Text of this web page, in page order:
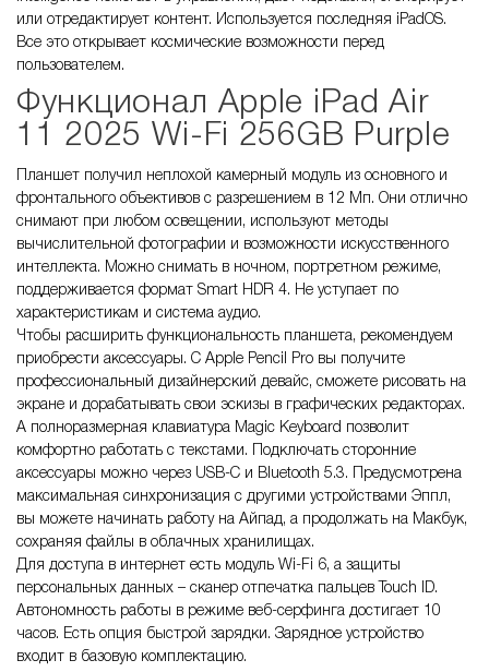
или отредактирует контент. Используется последняя iPadOS.
Все это открывает космические возможности перед
пользователем.
Функционал Apple iPad Air
11 2025 Wi-Fi 256GB Purple
Планшет получил неплохой камерный модуль из основного и
фронтального объективов с разрешением в 12 Мп. Они отлично
снимают при любом освещении, используют методы
вычислительной фотографии и возможности искусственного
интеллекта. Можно снимать в ночном, портретном режиме,
поддерживается формат Smart HDR 4. Не уступает по
характеристикам и система аудио.
Чтобы расширить функциональность планшета, рекомендуем
приобрести аксессуары. С Apple Pencil Pro вы получите
профессиональный дизайнерский девайс, сможете рисовать на
экране и дорабатывать свои эскизы в графических редакторах.
А полноразмерная клавиатура Magic Keyboard позволит
комфортно работать с текстами. Подключать сторонние
аксессуары можно через USB-C и Bluetooth 5.3. Предусмотрена
максимальная синхронизация с другими устройствами Эппл,
вы можете начинать работу на Айпад, а продолжать на Макбук,
сохраняя файлы в облачных хранилищах.
Для доступа в интернет есть модуль Wi-Fi 6, а защиты
персональных данных – сканер отпечатка пальцев Touch ID.
Автономность работы в режиме веб-серфинга достигает 10
часов. Есть опция быстрой зарядки. Зарядное устройство
входит в базовую комплектацию.